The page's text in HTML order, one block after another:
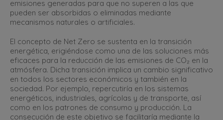
emisiones generadas para que no superen a las que
pueden ser absorbidas o eliminadas mediante
mecanismos naturales o artificiales.
El concepto de Net Zero se sustenta en la transición
energética, erigiéndose como una de las soluciones más
eficaces para la reducción de las emisiones de CO₂ en la
atmósfera. Dicha transición implica un cambio significativo
en todos los sectores económicos y también en la
sociedad. Por ejemplo, repercutiría en los sistemas
energéticos, industriales, agrícolas y de transporte, así
como en los patrones de consumo y producción. La
consecución de este objetivo se facilitaría mediante la